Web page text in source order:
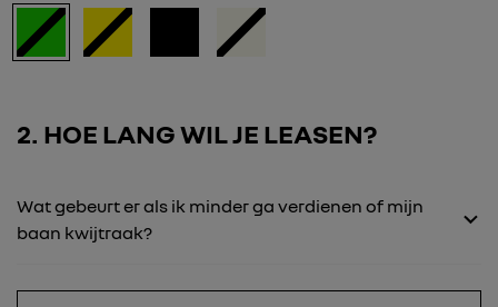
2 HOE LANG WIL JE LEASEN?
Wat gebeurt er als ik minder ga verdienen of mijn
baan kwijtraak?